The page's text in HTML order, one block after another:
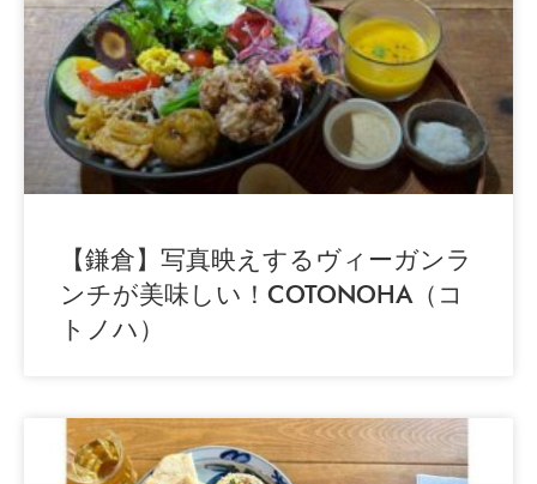
【鎌倉】写真映えするヴィーガンラ
ンチが美味しい！COTONOHA（コ
トノハ）